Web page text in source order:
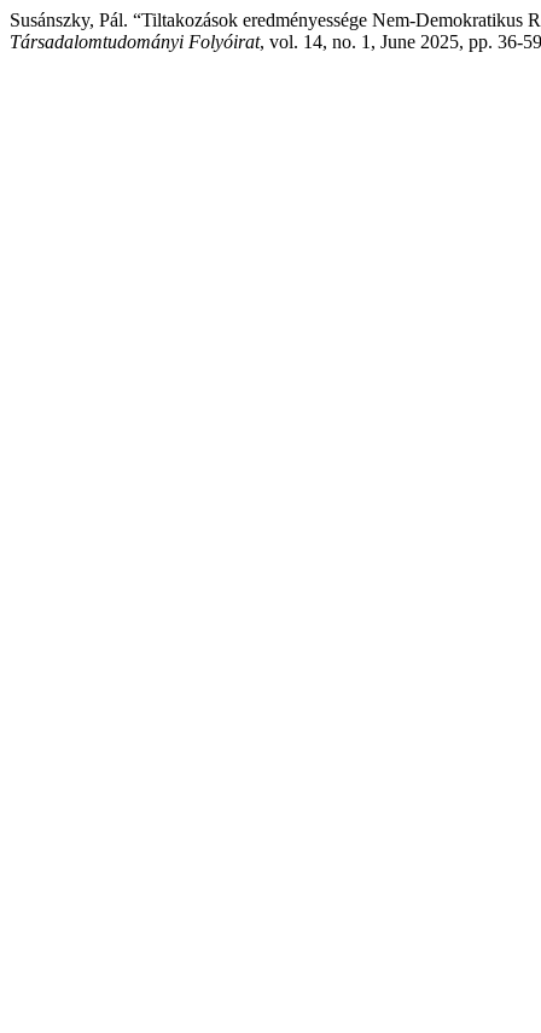
Susánszky, Pál. “Tiltakozások eredményessége Nem-
Társadalomtudományi Folyóirat, vol. 14, no. 1, June 2025, pp. 36-